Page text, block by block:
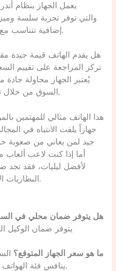
يعمل الجهاز بنظام
إضافية تتناسب مع طبيعة الشاشات القابلة للطي.
هل يقدم الهاتف قيمة جيدة
تركز المراجعة على تقييم
يُعتبر الجهاز محاولة جادة
السوق من خلال توازن بين الأناقة والأداء العملي.
هذا الهاتف مثالي للمهتمين
جهازاً يلفت الانتباه في
جيد لمن يعاني من صعوبة
أما إذا كنت لاعب
لأفضل ليليات، فقد تجد
البطاريات الأكبر والكاميرات الأكثر تخصصاً.
هل يتوفر ضمان محلي في
يتوفر ضمان الوكيل
ما هو سعر الجهاز المتوقع؟
ينافس فئة الهواتف القابلة للطي المتوسطة والعليا.